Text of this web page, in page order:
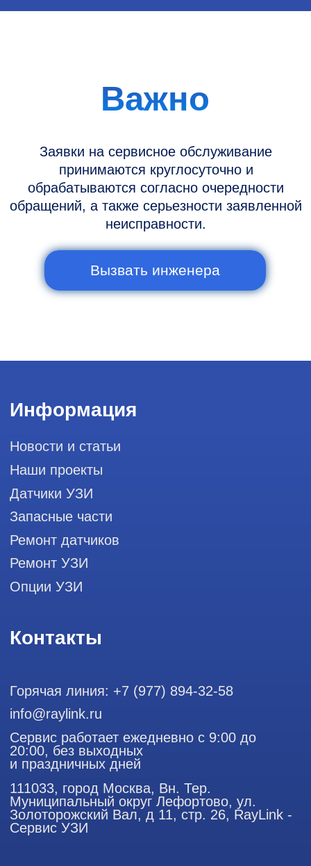
Информация
Контакты
Горячая линия: +7 (977) 894-32-58
Сервис работает ежедневно с 9:00 до
20:00, без выходных
и праздничных дней
111033, город Москва, Вн. Тер.
Муниципальный округ Лефортово, ул.
право воспользоваться статьей 146 УК РФ при нарушении
представленная на сайте, ни при каких условиях не
является публичной офертой, определяемой положениями
Статьи 437 (2) Гражданского кодекса РФ.
Продолжая работу с сайтом, вы даете согласие на
использование сайтом cookies и обработку персональных
данных в целях функционирования сайта, проведения
сервиса и предоставления релевантной рекламной
информации на основе ваших предпочтений и интересов.
Профессиональный сервис ремонта
диагностики, запасных частей и
ООО "РЭЙЛИНК" ИНН 9701168181 ОГРН 1207700492581,
111033, город Москва, Вн. Тер. Муниципальный округ
Политика конфиденциальности
Разработка сайта